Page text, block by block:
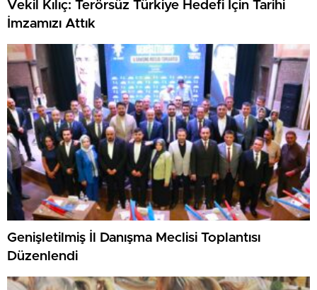
Vekil Kılıç: Terörsüz Türkiye Hedefi İçin Tarihi
İmzamızı Attık
Genişletilmiş İl Danışma Meclisi Toplantısı
Düzenlendi